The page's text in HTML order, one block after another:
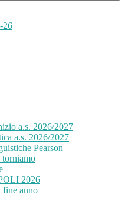
26
a.s. 2026/2027
a.s. 2026/2027
Pearson
2026
fine anno